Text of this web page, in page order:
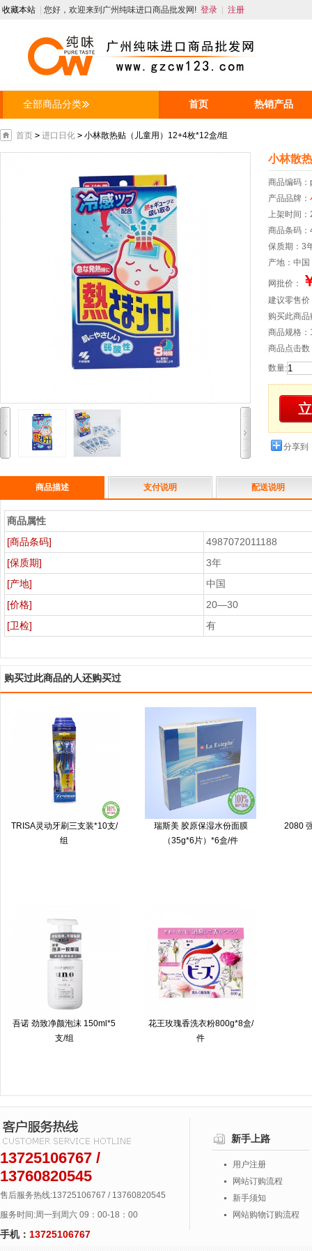
收藏本站 您好，欢迎来到广州纯味进口商品批发网! 登录 注册
全部商品分类 首页 热销产品
人才招聘
首页 > 进口日化 > 小林散热贴（儿童用）12+4枚*12盒/组
小林散
商品编码
产品品牌：
上架时间
商品条码
保质期：3
产地：中国
网批价：
建议零售价
购买此商
商品规格：
商品点击
数量:
分享到
商品描述 支付说明 配送说明
商品属性
[商品条码]
4987072011188
[保质期]
3年
[产地]
中国
[价格]
20—30
[卫检]
有
购买过此商品的人还购买过
TRISA灵动牙刷三支装*10支/
组
瑞斯美 胶原保湿水份面膜
（35g*6片）*6盒/件
2080
吾诺 劲致净颜泡沫 150ml*5
支/组
花王玫瑰香洗衣粉800g*8盒/
件
13725106767 /
13760820545
售后服务热线:13725106767 / 13760820545
服务时间:周一到周六 09：00-18：00
手机： 13725106767
新手上路
用户注册
网站订购流程
新手须知
网站购物订购流程